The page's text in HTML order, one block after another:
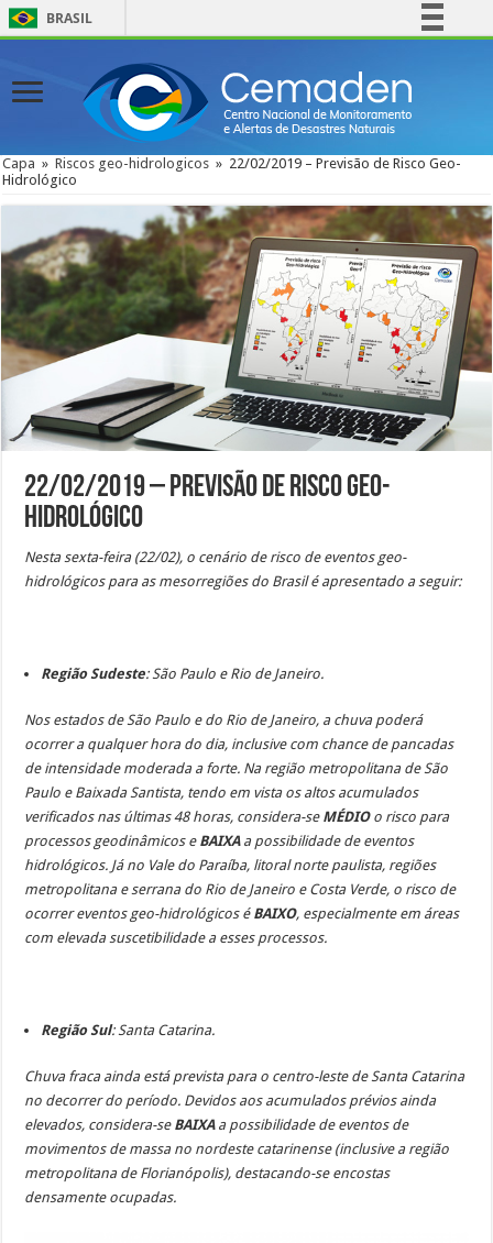
BRASIL
Comunica BR
Participe
Acesso à informação
Canais
Capa » Riscos geo-hidrologicos » 22/02/2019 – Previsão de Risco Geo-
Hidrológico
22/02/2019 – Previsão de Risco Geo-
Hidrológico
Nesta sexta-feira (22/02), o cenário de risco de eventos geo-
hidrológicos para as mesorregiões do Brasil é apresentado a seguir:
Região Sudeste: São Paulo e Rio de Janeiro.
Nos estados de São Paulo e do Rio de Janeiro, a chuva poderá
ocorrer a qualquer hora do dia, inclusive com chance de pancadas
de intensidade moderada a forte. Na região metropolitana de São
Paulo e Baixada Santista, tendo em vista os altos acumulados
verificados nas últimas 48 horas, considera-se MÉDIOo risco para
processos geodinâmicos e BAIXAa possibilidade de eventos
hidrológicos. Já no Vale do Paraíba, litoral norte paulista, regiões
metropolitana e serrana do Rio de Janeiro e Costa Verde, o risco de
ocorrer eventos geo-hidrológicos é BAIXO, especialmente em áreas
com elevada suscetibilidade a esses processos.
Região Sul: Santa Catarina.
Chuva fraca ainda está prevista para o centro-leste de Santa Catarina
no decorrer do período. Devidos aos acumulados prévios ainda
elevados, considera-se BAIXAa possibilidade de eventos de
movimentos de massa no nordeste catarinense (inclusive a região
metropolitana de Florianópolis), destacando-se encostas
densamente ocupadas.